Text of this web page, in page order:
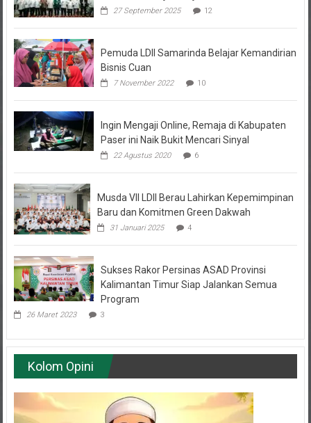
27 September 2025 12
Pemuda LDII Samarinda Belajar Kemandirian
Bisnis Cuan
7 November 2022 10
Ingin Mengaji Online, Remaja di Kabupaten
Paser ini Naik Bukit Mencari Sinyal
22 Agustus 2020 6
Musda VII LDII Berau Lahirkan Kepemimpinan
Baru dan Komitmen Green Dakwah
31 Januari 2025 4
Sukses Rakor Persinas ASAD Provinsi
Kalimantan Timur Siap Jalankan Semua
Program
26 Maret 2023 3
Kolom Opini